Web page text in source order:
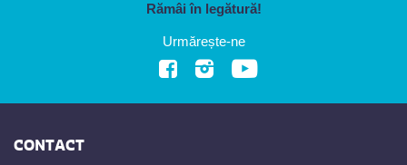
Rămâi în legătură!
Urmărește-ne
CONTACT